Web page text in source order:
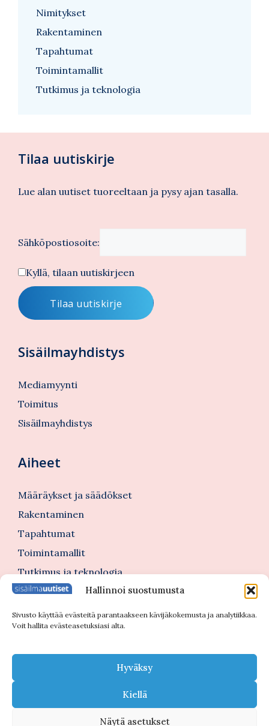
Hallinnoi suostumusta
Sivusto käyttää evästeitä parantaakseen kävijäkokemusta ja analytiikkaa.
Voit hallita evästeasetuksiasi alta.
Hyväksy
Kiellä
Näytä asetukset
Nimitykset
Rakentaminen
Tapahtumat
Toimintamallit
Tutkimus ja teknologia
Tilaa uutiskirje
Lue alan uutiset tuoreeltaan ja pysy ajan tasalla.
Sähköpostiosoite:
Kyllä, tilaan uutiskirjeen
Sisäilmayhdistys
Mediamyynti
Toimitus
Sisäilmayhdistys
Aiheet
Määräykset ja säädökset
Rakentaminen
Tapahtumat
Toimintamallit
Tutkimus ja teknologia
Tutustu myös